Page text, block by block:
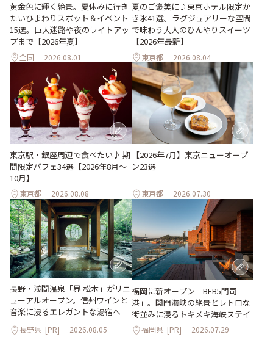
黄金色に輝く絶景。夏休みに行き
たいひまわりスポット＆イベント
15選。巨大迷路や夜のライトアッ
プまで【2026年夏】
全国 2026.08.01
夏のご褒美に♪東京ホテル限定か
き氷41選。ラグジュアリーな空間
で味わう大人のひんやりスイーツ
【2026年最新】
東京都 2026.08.04
東京駅・銀座周辺で食べたい♪ 期
間限定パフェ34選【2026年8月～
10月】
東京都 2026.08.08
【2026年7月】東京ニューオープ
ン23選
東京都 2026.07.30
長野・浅間温泉「界 松本」がリニ
ューアルオープン。信州ワインと
音楽に浸るエレガントな湯宿へ
長野県 [PR] 2026.08.05
福岡に新オープン「BEB5門司
港」。関門海峡の絶景とレトロな
街並みに浸るトキメキ海峡ステイ
福岡県 [PR] 2026.07.29